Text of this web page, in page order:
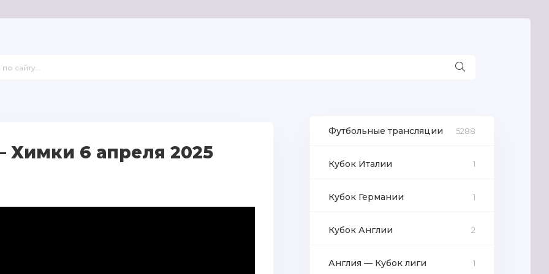
6 апреля 2025
Футбольные трансляции 5288
Кубок Италии 1
Кубок Германии 1
Кубок Англии 2
Англия — Кубок лиги 1